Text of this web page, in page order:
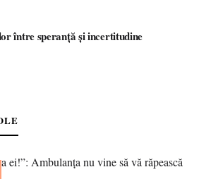
între speranță și incertitudine